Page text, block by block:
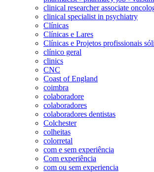
clinical researcher associate
clinical specialist in psychiatry
Clínicas
Clínicas e Lares
Clínicas e Projetos profissionais
clínico geral
clinics
CNC
Coast of England
coimbra
colaboradore
colaboradores
colaboradores dentistas
Colchester
colheitas
colorretal
com e sem experiência
Com experiência
com ou sem experiencia